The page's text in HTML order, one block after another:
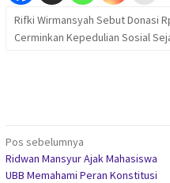
Rifki Wirmansyah Sebut Donasi
Cerminkan Kepedulian Sosial
Navigasi
pos
Pos sebelumnya
Ridwan Mansyur Ajak Mahasiswa
UBB Memahami Peran Konstitusi